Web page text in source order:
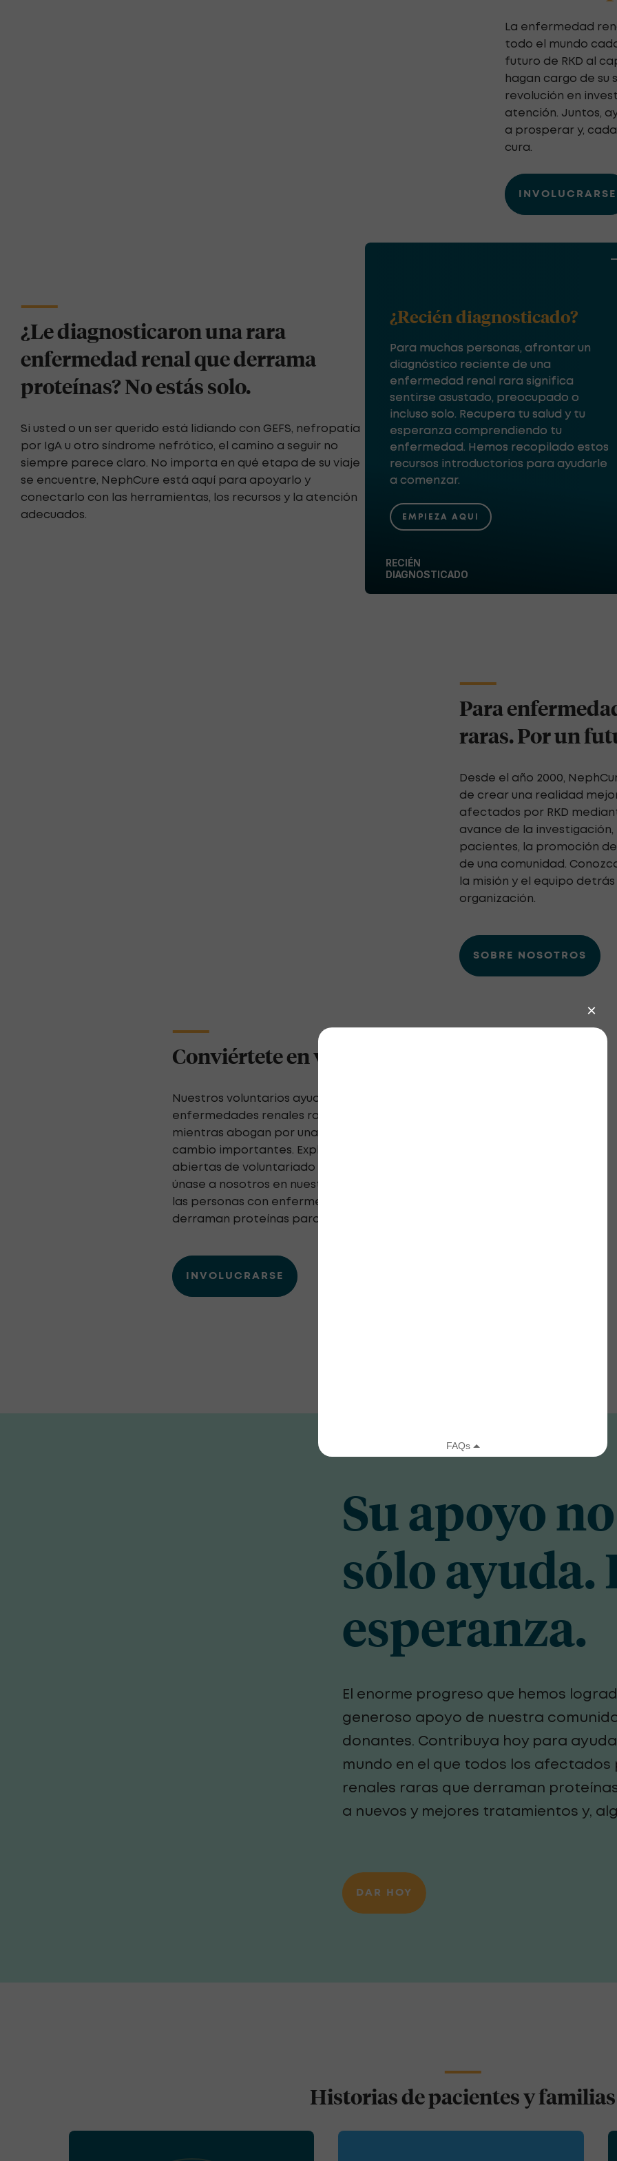
La enfermedad
todo el mundo
futuro de RKD al
hagan cargo de su
revolución en
atención. Juntos,
a prosperar y,
cura.
INVOLUCRARSE
¿Le diagnosticaron una rara
enfermedad renal que derrama
proteínas? No estás solo.
Si usted o un ser querido está lidiando con GEFS, nefropatía
por IgA u otro síndrome nefrótico, el camino a seguir no
siempre parece claro. No importa en qué etapa de su viaje
se encuentre, NephCure está aquí para apoyarlo y
conectarlo con las herramientas, los recursos y la atención
adecuados.
RECIÉN
DIAGNOSTICADO
¿Recién diagnosticado?
Para muchas personas, afrontar un
diagnóstico reciente de una
enfermedad renal rara significa
sentirse asustado, preocupado o
incluso solo. Recupera tu salud y tu
esperanza comprendiendo tu
enfermedad. Hemos recopilado estos
recursos introductorios para ayudarle
a comenzar.
EMPIEZA AQUI
Para
raras. Por un
Desde el año 2000,
de crear una realidad
afectados por RKD
avance de la investigación,
pacientes, la promoción
de una comunidad.
la misión y el equipo
organización.
SOBRE NOSOTROS
Conviértete en voluntario
Nuestros voluntarios ayudan a la comunidad de
enfermedades renales raras (RKD) a prosperar
mientras abogan por una concienciación y un
cambio importantes. Explore oportunidades
abiertas de voluntariado que necesitan su apoyo y
únase a nosotros en nuestra misión de capacitar a
las personas con enfermedades renales raras que
derraman proteínas para que recuperen su salud.
INVOLUCRARSE
Su apoyo
sólo ayuda.
esperanza.
El enorme progreso que hemos
generoso apoyo de nuestra
donantes. Contribuya hoy para
mundo en el que todos los
renales raras que derraman
a nuevos y mejores tratamientos y,
DAR HOY
Historias de pacientes y familias